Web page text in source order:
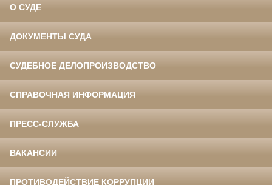
О СУДЕ
ДОКУМЕНТЫ СУДА
СУДЕБНОЕ ДЕЛОПРОИЗВОДСТВО
СПРАВОЧНАЯ ИНФОРМАЦИЯ
ПРЕСС-СЛУЖБА
ВАКАНСИИ
ПРОТИВОДЕЙСТВИЕ КОРРУПЦИИ